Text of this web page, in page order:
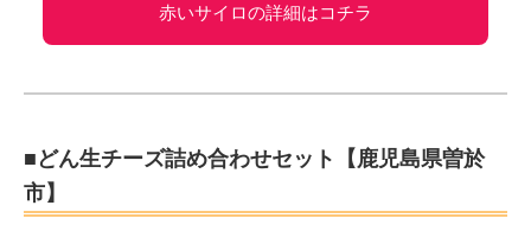
赤いサイロの詳細はコチラ
■どん生チーズ詰め合わせセット【鹿児島県曽於
市】